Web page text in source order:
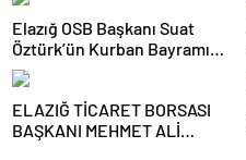
Elazığ OSB Başkanı Suat
Öztürk’ün Kurban Bayramı
Tebrik Mesajı
ELAZIĞ TİCARET BORSASI
BAŞKANI MEHMET ALİ